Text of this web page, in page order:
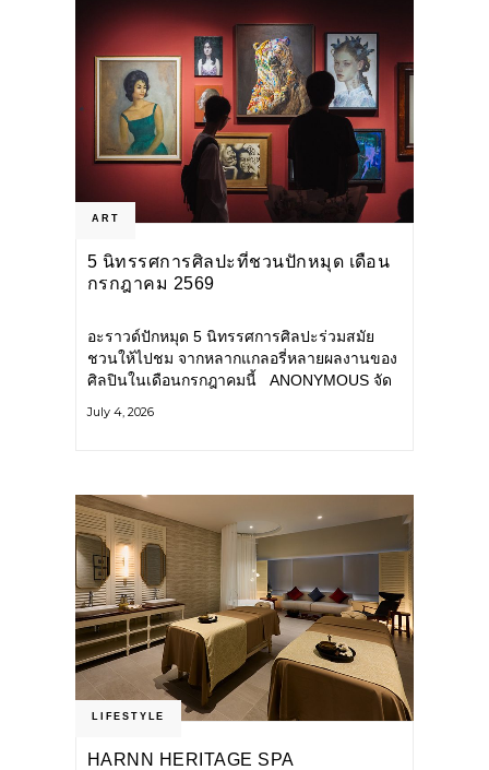
ART
5 นิทรรศการศิลปะที่ชวนปักหมุด เดือน
กรกฎาคม 2569
อะราวด์ปักหมุด 5 นิทรรศการศิลปะร่วมสมัย
ชวนให้ไปชม จากหลากแกลอรี่หลายผลงานของ
ศิลปินในเดือนกรกฎาคมนี้ ANONYMOUS จัด
กลุ่ม Anonymous โดยมี นิ่ม
July 4, 2026
LIFESTYLE
HARNN HERITAGE SPA